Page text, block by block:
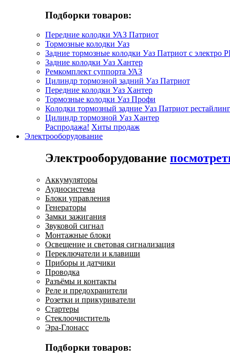
Подборки товаров:
Передние колодки УАЗ Патриот
Тормозные колодки Уаз
Задние тормозные колодки Уаз Патриот с электро
Задние колодки Уаз Хантер
Ремкомплект суппорта УАЗ
Цилиндр тормозной задний Уаз Патриот
Передние колодки Уаз Хантер
Тормозные колодки Уаз Профи
Колодки тормозный задние Уаз Патриот
Цилиндр тормозной Уаз Хантер
Распродажа! Хиты продаж
Электрооборудование
Электрооборудование
Аккумуляторы
Аудиосистема
Блоки управления
Генераторы
Замки зажигания
Звуковой сигнал
Монтажные блоки
Освещение и световая сигнализация
Переключатели и клавиши
Приборы и датчики
Проводка
Разъёмы и контакты
Реле и предохранители
Розетки и прикуриватели
Стартеры
Стеклоочиститель
Эра-Глонасс
Подборки товаров: